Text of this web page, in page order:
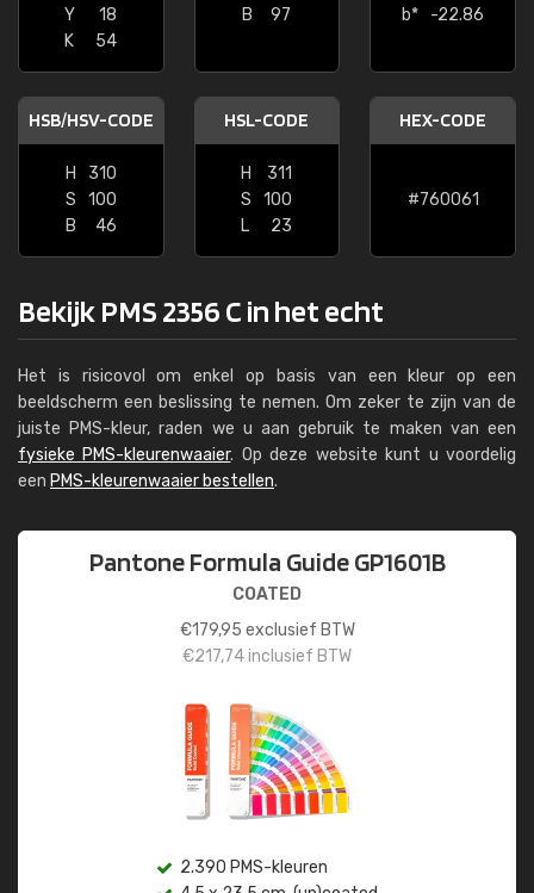
Y
18
K
54
B
97
b*
-22.86
HSB/HSV-CODE
H
310
S
100
B
46
HSL-CODE
H
311
S
100
L
23
HEX-CODE
#760061
Bekijk PMS 2356 C in het echt
Het is risicovol om enkel op basis van een kleur op een
beeldscherm een beslissing te nemen. Om zeker te zijn van de
juiste PMS-kleur, raden we u aan gebruik te maken van een
fysieke PMS-kleurenwaaier. Op deze website kunt u voordelig
een PMS-kleurenwaaier bestellen.
Pantone Formula Guide GP1601B
COATED
€179,95 exclusief BTW
€217,74inclusief BTW
2.390 PMS-kleuren